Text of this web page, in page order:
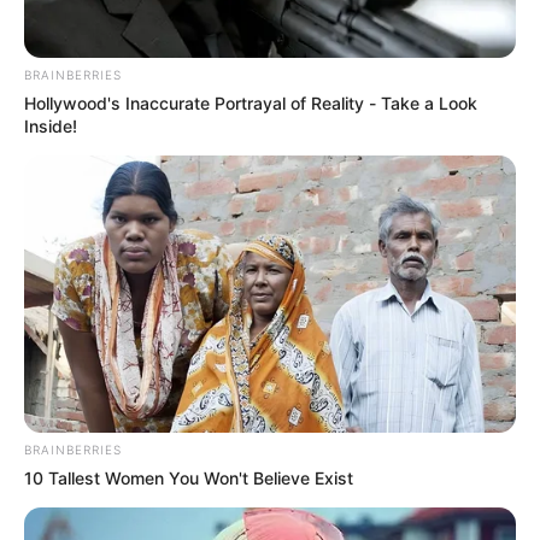
Lea También:
serenata a su mamita por mil pesos
Aníbal Forero
luchó muchos años de su vida desde las
BRAINBERRIES
Hollywood's Inaccurate Portrayal of Reality - Take a Look
Inside!
BRAINBERRIES
10 Tallest Women You Won't Believe Exist